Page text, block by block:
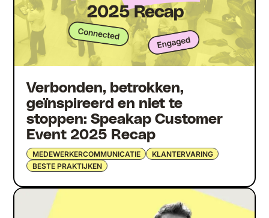
Verbonden, betrokken,
geïnspireerd en niet te
stoppen: Speakap Customer
Event 2025 Recap
MEDEWERKERCOMMUNICATIE
KLANTERVARING
BESTE PRAKTIJKEN